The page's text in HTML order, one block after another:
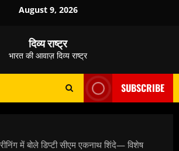
August 9, 2026
दिव्य राष्ट्र
भारत की आवाज़ दिव्य राष्ट्र
SUBSCRIBE
में बोले डिप्टी सीएम एकनाथ शिंदे— विशेष